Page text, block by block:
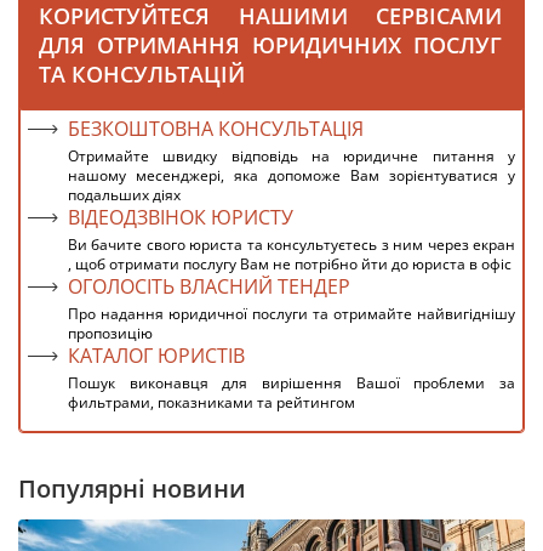
КОРИСТУЙТЕСЯ НАШИМИ СЕРВІСАМИ
ДЛЯ ОТРИМАННЯ ЮРИДИЧНИХ ПОСЛУГ
ТА КОНСУЛЬТАЦІЙ
БЕЗКОШТОВНА КОНСУЛЬТАЦІЯ
Отримайте швидку відповідь на юридичне питання у
нашому месенджері, яка допоможе Вам зорієнтуватися у
подальших діях
ВІДЕОДЗВІНОК ЮРИСТУ
Ви бачите свого юриста та консультуєтесь з ним через екран
, щоб отримати послугу Вам не потрібно йти до юриста в офіс
ОГОЛОСІТЬ ВЛАСНИЙ ТЕНДЕР
Про надання юридичної послуги та отримайте найвигіднішу
пропозицію
КАТАЛОГ ЮРИСТІВ
Пошук виконавця для вирішення Вашої проблеми за
фильтрами, показниками та рейтингом
Популярні новини